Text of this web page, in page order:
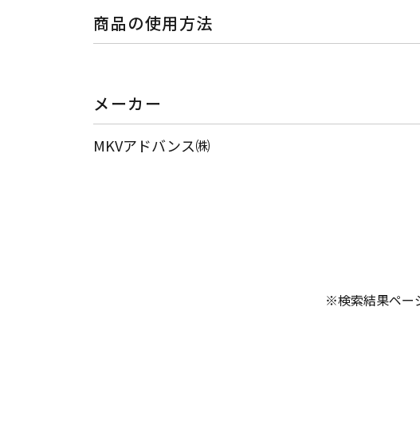
商品の使用方法
メーカー
MKVアドバンス㈱
※検索結果ペー